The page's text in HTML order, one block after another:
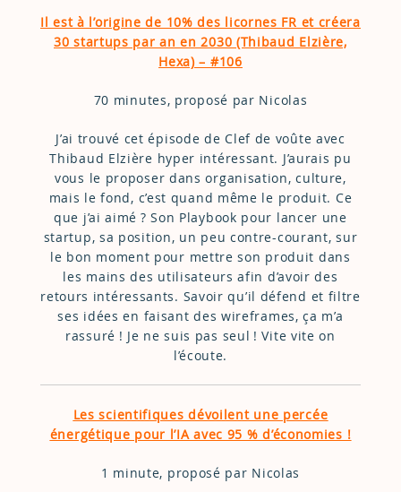
Il est à l’origine de 10% des licornes FR et créera
30 startups par an en 2030 (Thibaud Elzière,
Hexa) – #106
70 minutes, proposé par Nicolas
J’ai trouvé cet épisode de Clef de voûte avec
Thibaud Elzière hyper intéressant. J’aurais pu
vous le proposer dans organisation, culture,
mais le fond, c’est quand même le produit. Ce
que j’ai aimé ? Son Playbook pour lancer une
startup, sa position, un peu contre-courant, sur
le bon moment pour mettre son produit dans
les mains des utilisateurs afin d’avoir des
retours intéressants. Savoir qu’il défend et filtre
ses idées en faisant des wireframes, ça m’a
rassuré ! Je ne suis pas seul ! Vite vite on
l’écoute.
Les scientifiques dévoilent une percée
énergétique pour l’IA avec 95 % d’économies !
1 minute, proposé par Nicolas